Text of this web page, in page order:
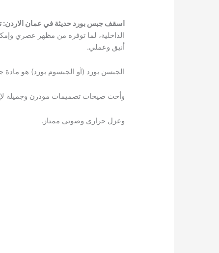
اسقف جبس بورد حديثة في عمان الاردن:
الداخلية، لما توفره من مظهر عصري
أنيق وعملي.
الجبسن بورد (أو الجبسوم بورد) هو
وأحث صيحات تصميمات مودرن وجميلة
وعزل حراري وصوتي ممتاز.